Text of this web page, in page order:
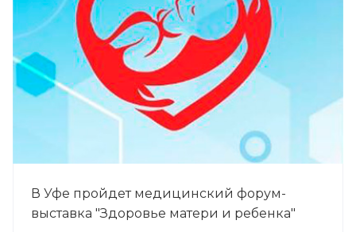
В Уфе пройдет медицинский форум-
выставка "Здоровье матери и ребенка"